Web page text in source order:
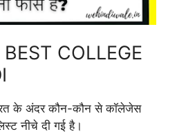
COLLEGE
के अंदर कौन-कौन से कॉलेजेस
नीचे दी गई है।